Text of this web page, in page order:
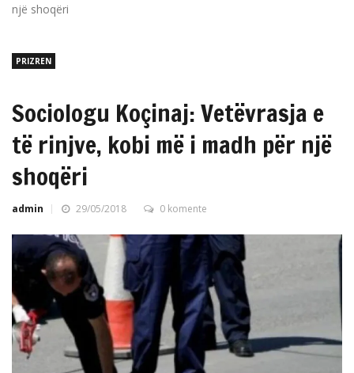
një shoqëri
PRIZREN
Sociologu Koçinaj: Vetëvrasja e
të rinjve, kobi më i madh për një
shoqëri
admin 29/05/2018 0 komente